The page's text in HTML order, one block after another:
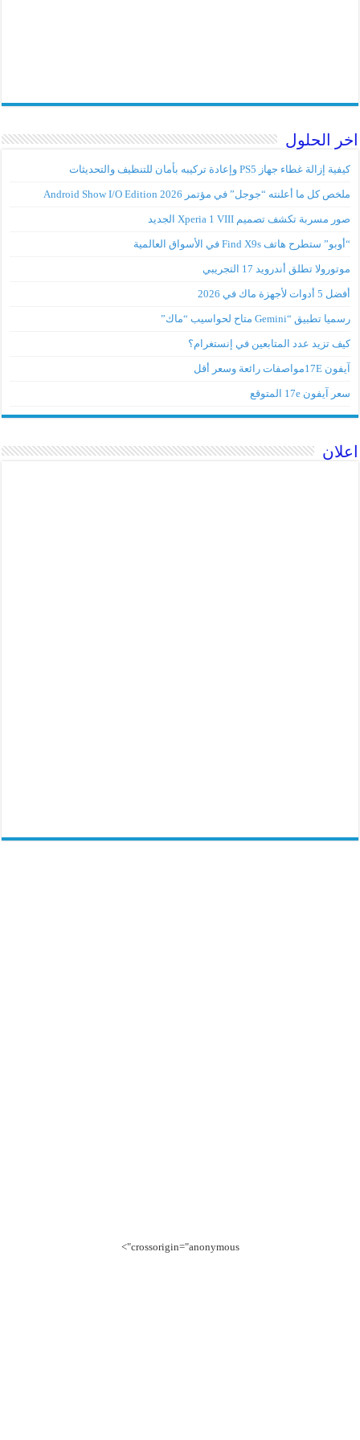
اخر الحلول
كيفية إزالة غطاء جهاز PS5 وإعادة تركيبه بأمان للتنظيف والتحديثات
ملخص كل ما أعلنته “جوجل” في مؤتمر Android Show I/O Edition 2026
صور مسربة تكشف تصميم Xperia 1 VIII الجديد
“أوبو” ستطرح هاتف Find X9s في الأسواق العالمية
موتورولا تطلق أندرويد 17 التجريبي
أفضل 5 أدوات لأجهزة ماك في 2026
رسميا تطبيق “Gemini متاح لحواسيب “ماك”
كيف تزيد عدد المتابعين في إنستغرام؟
آيفون 17Eمواصفات رائعة وسعر أقل
سعر آيفون 17e المتوقع
اعلان
crossorigin="anonymous">